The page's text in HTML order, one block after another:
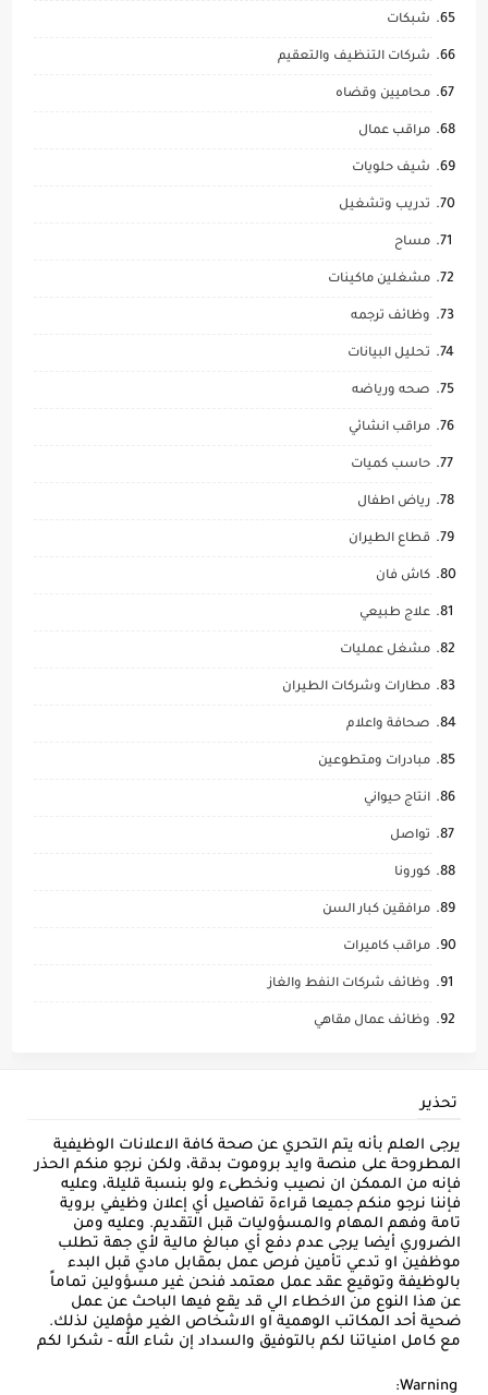
شبكات
شركات التنظيف والتعقيم
محاميين وقضاه
مراقب عمال
شيف حلويات
تدريب وتشغيل
مساح
مشغلين ماكينات
وظائف ترجمه
تحليل البيانات
صحه ورياضه
مراقب انشائي
حاسب كميات
رياض اطفال
قطاع الطيران
كاش فان
علاج طبيعي
مشغل عمليات
مطارات وشركات الطيران
صحافة واعلام
مبادرات ومتطوعين
انتاج حيواني
تواصل
كورونا
مرافقين كبار السن
مراقب كاميرات
وظائف شركات النفط والغاز
وظائف عمال مقاهي
تحذير
يرجى العلم بأنه يتم التحري عن صحة كافة الاعلانات الوظيفية
المطروحة على منصة وايد بروموت بدقة، ولكن نرجو منكم الحذر
فإنه من الممكن ان نصيب ونخطىء ولو بنسبة قليلة، وعليه
فإننا نرجو منكم جميعا قراءة تفاصيل أي إعلان وظيفي بروية
تامة وفهم المهام والمسؤوليات قبل التقديم. وعليه ومن
الضروري أيضا يرجى عدم دفع أي مبالغ مالية لأي جهة تطلب
موظفين او تدعي تأمين فرص عمل بمقابل مادي قبل البدء
بالوظيفة وتوقيع عقد عمل معتمد فنحن غير مسؤولين تماماً
عن هذا النوع من الاخطاء الي قد يقع فيها الباحث عن عمل
ضحية أحد المكاتب الوهمية او الاشخاص الغير مؤهلين لذلك.
مع كامل امنياتنا لكم بالتوفيق والسداد إن شاء الله - شكرا لكم
Warning: